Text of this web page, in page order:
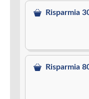
Risparmia
Risparmia